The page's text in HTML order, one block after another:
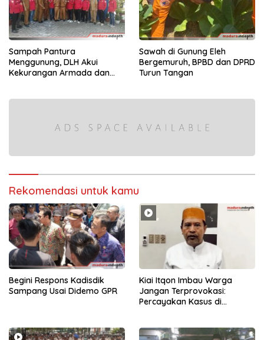
Sampah Pantura
Menggunung, DLH Akui
Kekurangan Armada dan
Sawah di Gunung Eleh
Bergemuruh, BPBD dan DPRD
Turun Tangan
Rekomendasi untuk kamu
Begini Respons Kadisdik
Sampang Usai Didemo GPR
Kiai Itqon Imbau Warga
Jangan Terprovokasi:
Percayakan Kasus di